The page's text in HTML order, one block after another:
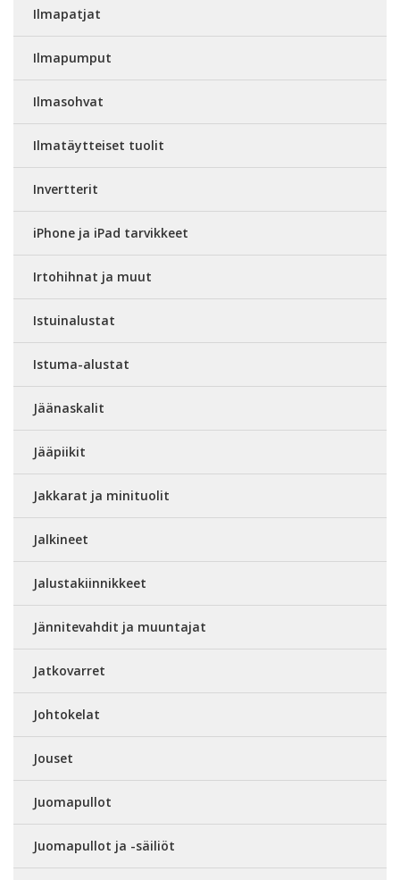
Ilmapatjat
Ilmapumput
Ilmasohvat
Ilmatäytteiset tuolit
Invertterit
iPhone ja iPad tarvikkeet
Irtohihnat ja muut
Istuinalustat
Istuma-alustat
Jäänaskalit
Jääpiikit
Jakkarat ja minituolit
Jalkineet
Jalustakiinnikkeet
Jännitevahdit ja muuntajat
Jatkovarret
Johtokelat
Jouset
Juomapullot
Juomapullot ja -säiliöt